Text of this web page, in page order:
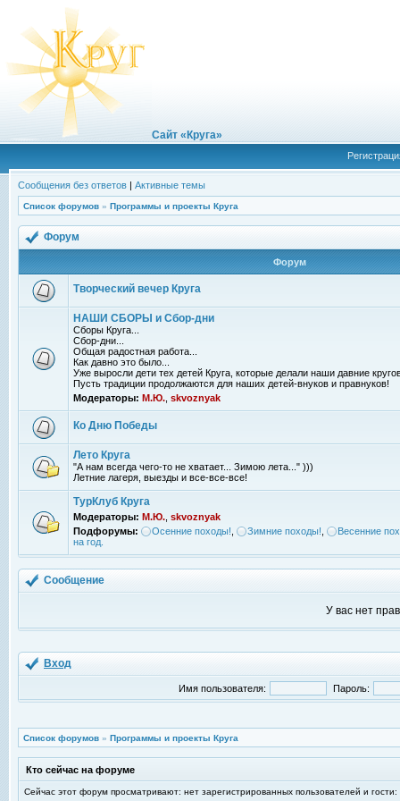
Сайт «Круга»
Сообщения без ответов | Активные темы
Список форумов » Программы и проекты Круга
Форум
Форум
Творческий вечер Круга
НАШИ СБОРЫ и Сбор-дни
Сборы Круга...
Сбор-дни...
Общая радостная работа...
Как давно это было...
Уже выросли дети тех детей Круга, которые делали наши давние
Пусть традиции продолжаются для наших детей-внуков и правнуков!
Модераторы: М.Ю. skvoznyak
Ко Дню Победы
Лето Круга
"А нам всегда чего-то не хватает... Зимою лета..." )))
Летние лагеря, выезды и все-все-все!
ТурКлуб Круга
Модераторы: М.Ю. skvoznyak
Подфорумы:
Осенние походы! Зимние походы!
Весенние
на год.
Сообщение
У вас нет
Вход
Имя пользователя: Пароль:
Список форумов » Программы и проекты Круга
Кто сейчас на форуме
Сейчас этот форум просматривают: нет зарегистрированных пользователей и гости: